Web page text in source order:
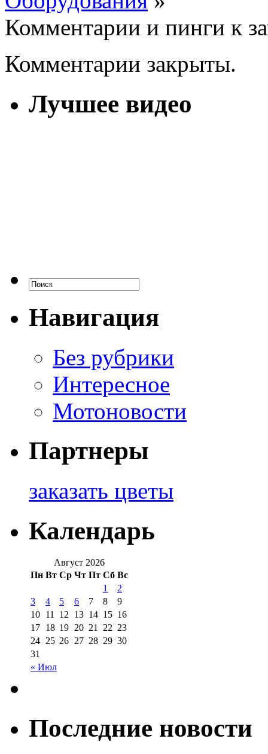
Комментарии и пинги к
Комментарии закрыты.
Лучшее видео
Навигация
Без рубрики
Интересное
Мотоновости
Партнеры
заказать цветы
Календарь
Август 2026
Пн Вт Ср Чт Пт Сб Вс
« Июл
1
2
3
4 5 6 7 8
9
10 11 12 13 14 15 16
17 18 19 20 21 22 23
24 25 26 27 28 29 30
31
Последние новости